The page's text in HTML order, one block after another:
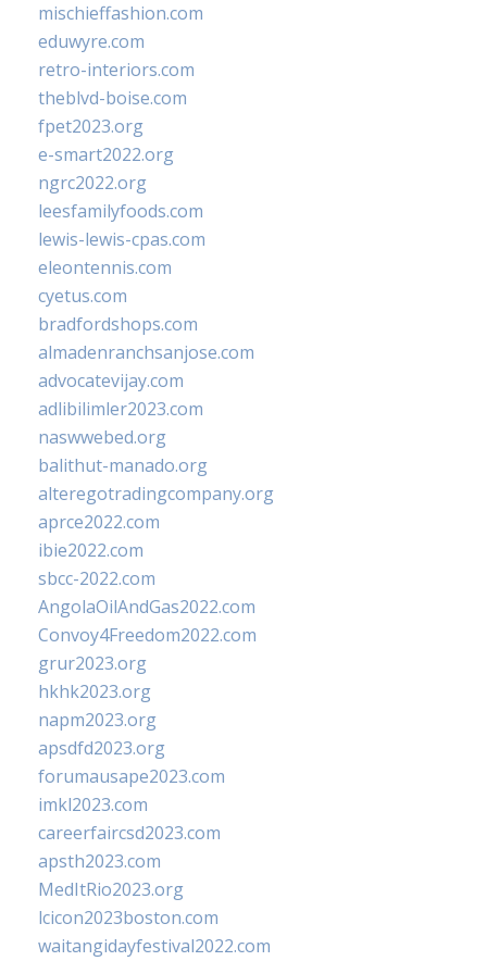
mischieffashion.com
eduwyre.com
retro-interiors.com
theblvd-boise.com
fpet2023.org
e-smart2022.org
ngrc2022.org
leesfamilyfoods.com
lewis-lewis-cpas.com
eleontennis.com
cyetus.com
bradfordshops.com
almadenranchsanjose.com
advocatevijay.com
adlibilimler2023.com
naswwebed.org
balithut-manado.org
alteregotradingcompany.org
aprce2022.com
ibie2022.com
sbcc-2022.com
AngolaOilAndGas2022.com
Convoy4Freedom2022.com
grur2023.org
hkhk2023.org
napm2023.org
apsdfd2023.org
forumausape2023.com
imkl2023.com
careerfaircsd2023.com
apsth2023.com
MedItRio2023.org
lcicon2023boston.com
waitangidayfestival2022.com